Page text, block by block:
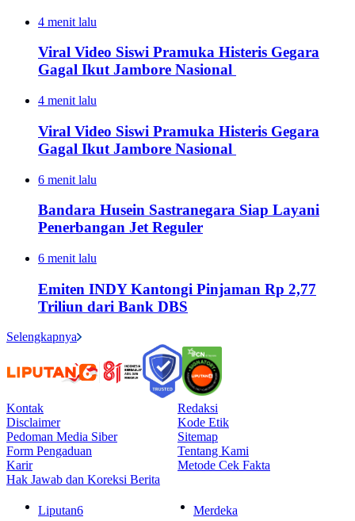
4 menit lalu
Viral Video Siswi Pramuka Histeris Gegara
Gagal Ikut Jambore Nasional
4 menit lalu
Viral Video Siswi Pramuka Histeris Gegara
Gagal Ikut Jambore Nasional
6 menit lalu
Bandara Husein Sastranegara Siap Layani
Penerbangan Jet Reguler
6 menit lalu
Emiten INDY Kantongi Pinjaman Rp 2,77
Triliun dari Bank DBS
Selengkapnya
Kontak
Redaksi
Disclaimer
Kode Etik
Pedoman Media Siber
Sitemap
Form Pengaduan
Tentang Kami
Karir
Metode Cek Fakta
Hak Jawab dan Koreksi Berita
Liputan6 Merdeka